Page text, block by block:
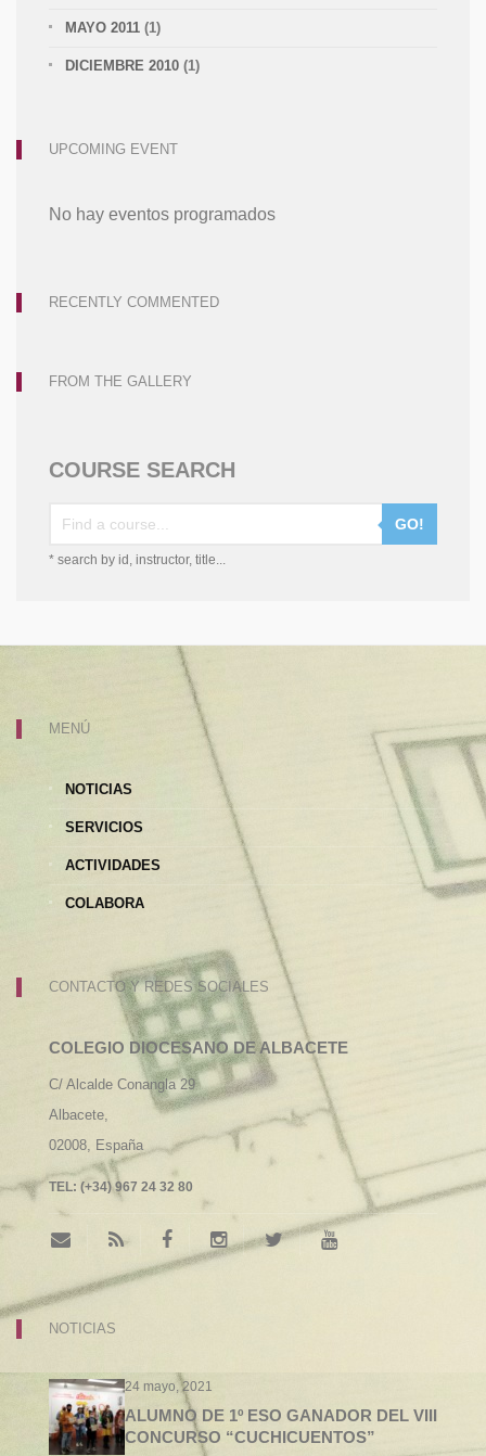
MAYO 2011 (1)
DICIEMBRE 2010 (1)
UPCOMING EVENT
No hay eventos programados
RECENTLY COMMENTED
FROM THE GALLERY
COURSE SEARCH
GO!
* search by id, instructor, title...
MENÚ
NOTICIAS
SERVICIOS
ACTIVIDADES
COLABORA
CONTACTO Y REDES SOCIALES
COLEGIO DIOCESANO DE ALBACETE
C/ Alcalde Conangla 29
Albacete,
02008, España
TEL: (+34) 967 24 32 80
NOTICIAS
24 mayo, 2021
ALUMNO DE 1º ESO GANADOR DEL VIII
CONCURSO “CUCHICUENTOS”